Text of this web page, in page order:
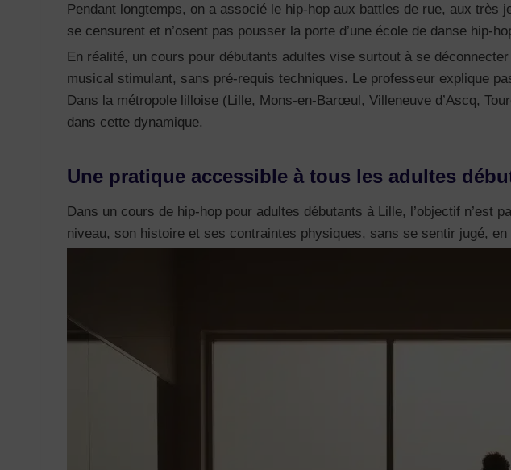
Pendant longtemps, on a associé le hip-hop aux battles de rue, aux très
se censurent et n’osent pas pousser la porte d’une école de danse hip-
En réalité, un cours pour débutants adultes vise surtout à se
musical stimulant, sans pré-requis techniques. Le professeur explique
Dans la métropole lilloise (Lille, Mons-en-Barœul, Villeneuve d’Ascq,
dans cette dynamique.
Une pratique accessible à tous les adultes
Dans un cours de hip-hop pour adultes débutants à Lille, l’objectif
niveau, son histoire et ses contraintes physiques, sans se sentir jugé,